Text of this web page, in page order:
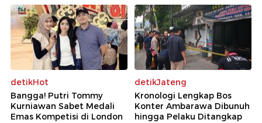
detikHot
Bangga! Putri Tommy
Kurniawan Sabet Medali
Emas Kompetisi di London
detikJateng
Kronologi Lengkap Bos
Konter Ambarawa Dibunuh
hingga Pelaku Ditangkap